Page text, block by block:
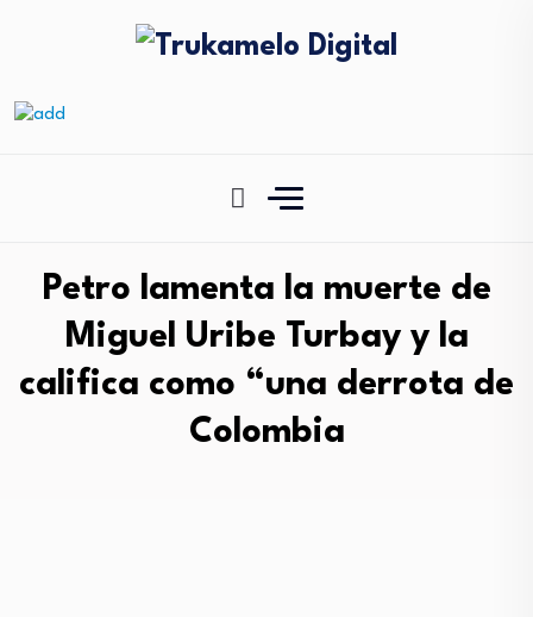
Petro lamenta la muerte de
Miguel Uribe Turbay y la
califica como “una derrota de
Colombia